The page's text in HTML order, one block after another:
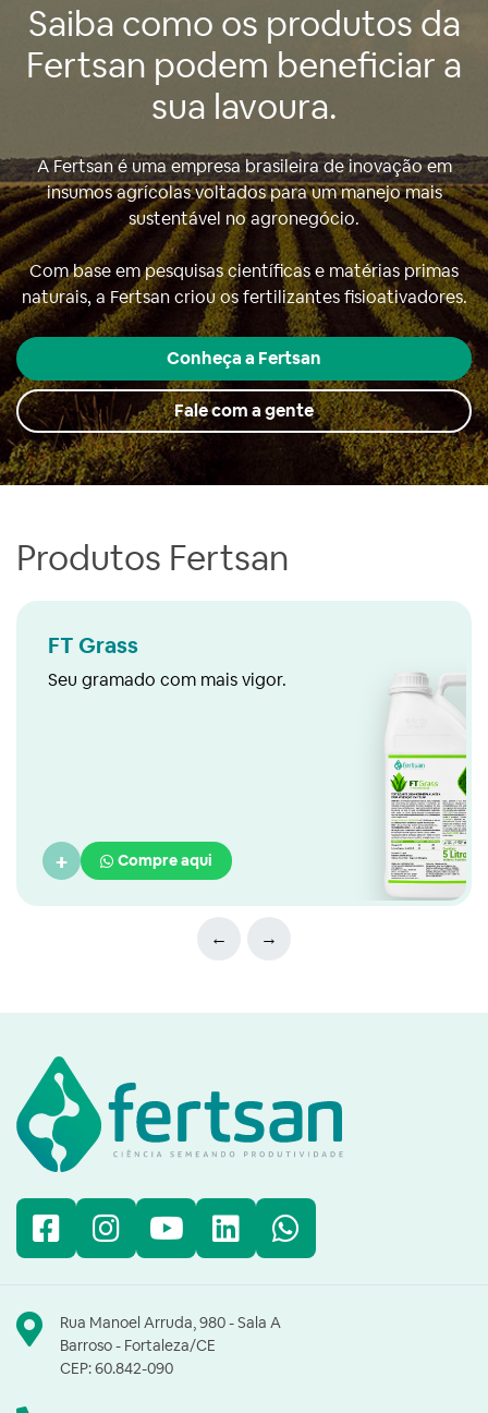
Saiba como os produtos da
Fertsan podem beneficiar a
sua lavoura.
A Fertsan é uma empresa brasileira de inovação em
insumos agrícolas voltados para um manejo mais
sustentável no agronegócio.
Com base em pesquisas científicas e matérias primas
naturais, a Fertsan criou os fertilizantes fisioativadores.
Conheça a Fertsan
Fale com a gente
Produtos Fertsan
FT Grass
Seu gramado com mais vigor.
+ Compre aqui
← →
Facebook
Instagram
YouTube
LinkedInWhatsApp
Rua Manoel Arruda, 980 - Sala A
Barroso - Fortaleza/CE
CEP: 60.842-090